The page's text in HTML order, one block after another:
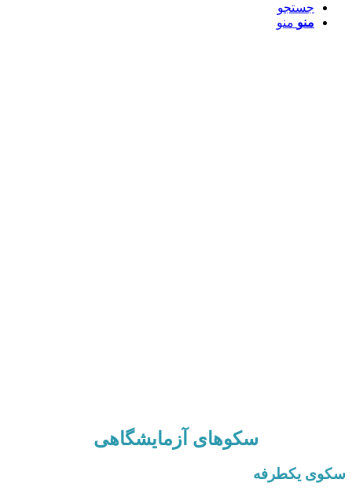
جستجو
منو منو
سکوهای آزمایشگاهی
سکوی یکطرفه